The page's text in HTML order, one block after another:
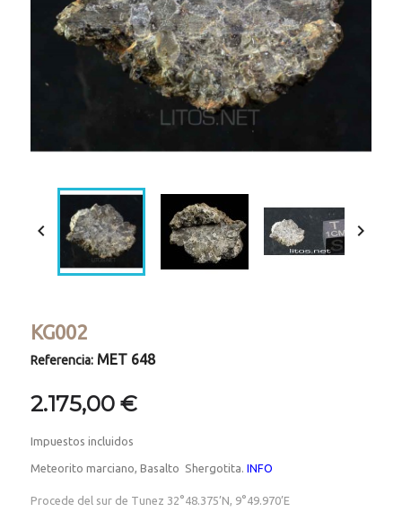
 
KG002
Referencia: MET 648
2.175,00 €
Impuestos incluidos
Meteorito marciano, Basalto Shergotita.INFO
Procede del sur de Tunez 32°48.375’N, 9°49.970’E